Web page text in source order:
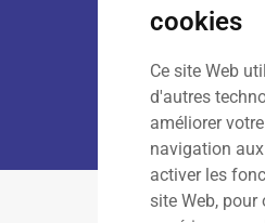
cookies
Ce site Web
d'autres
améliorer
navigation
activer les
site Web, pour
Lun – Ven:
Sam – Dim